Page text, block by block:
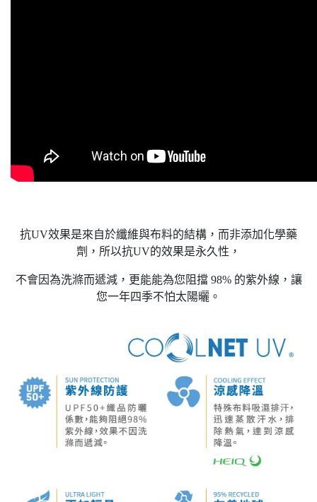
抗UV效果是來自於纖維與布料的結構，而非添加化學藥
劑，所以抗UV的效果是永久性，
不會因為洗滌而遞減，更能能為您阻擋 98% 的紫外線，讓
您一年四季不怕太陽曬。